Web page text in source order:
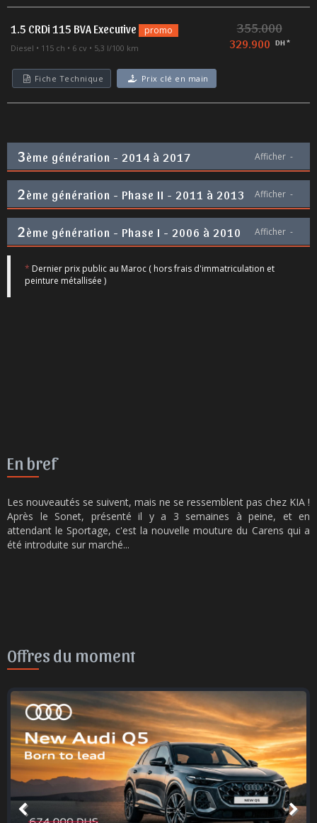
1.5 CRDi 115 BVA Executive promo
Diesel 115 ch 6 cv 5,3 l/100 km
355.000
329.900 DH *
Fiche Technique Prix clé en main
3ème génération - 2014 à 2017 Afficher -
2ème génération - Phase II - 2011 à 2013 Afficher -
2ème génération - Phase I - 2006 à 2010 Afficher -
* Dernier prix public au Maroc ( hors frais d'immatriculation et
peinture métallisée )
En bref
Les nouveautés se suivent, mais ne se ressemblent pas chez KIA !
Après le Sonet, présenté il y a 3 semaines à peine, et en
attendant le Sportage, c'est la nouvelle mouture du Carens qui a
été introduite sur marché...
Offres du moment